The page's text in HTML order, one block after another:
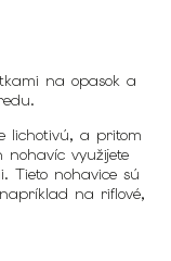
na opasok a
lichotivú, a pritom
využijete
Tieto nohavice sú
na riflové,